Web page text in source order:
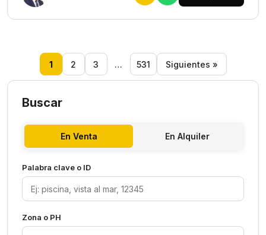
1 2 3 … 531 Siguientes »
Buscar
En Venta En Alquiler
Palabra clave o ID
Zona o PH